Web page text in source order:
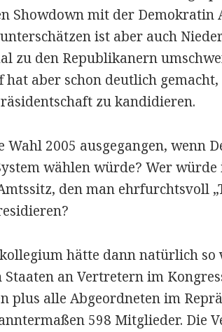
Showdown mit der Demokratin
ist aber auch
zu den Republikanern
aber schon deutlich
zu kandidieren.
Wahl 2005 ausgegangen, wenn
wählen würde? Wer würde
den man ehrfurchtsvoll
hätte dann natürlich so
an Vertretern im
plus alle Abgeordneten im
598 Mitglieder. Die